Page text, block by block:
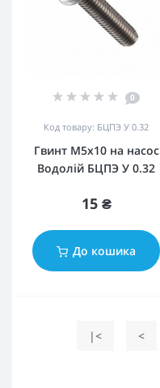
0
Код товару: БЦПЭ У 0.32
Гвинт М5х10 на насос
Водолій БЦПЭ У 0.32
15 ₴
До кошика
|< <